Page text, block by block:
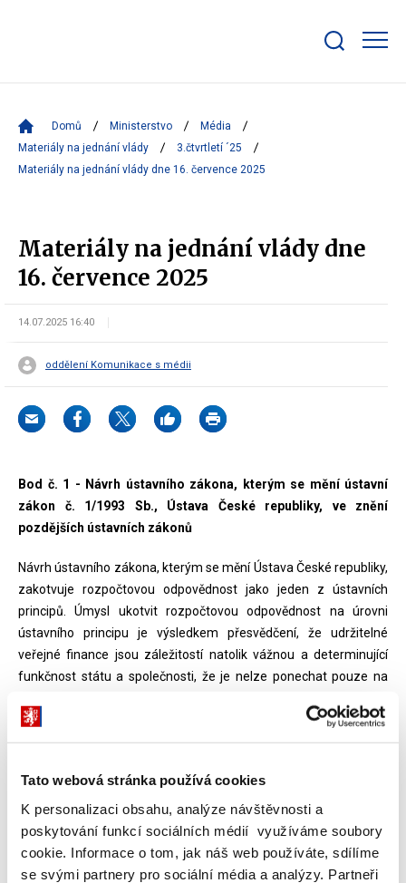
Tato webová stránka používá cookies
K personalizaci obsahu, analýze návštěvnosti a
poskytování funkcí sociálních médií využíváme soubory
cookie. Informace o tom, jak náš web používáte, sdílíme
se svými partnery pro sociální média a analýzy. Partneři
bar
Domů Ministerstvo
Média
Materiály na jednání vlády
3.čtvrtletí ´25
Materiály na jednání vlády dne 16. července 2025
Materiály na jednání vlády dne
16. července 2025
14.07.2025 16:40
oddělení Komunikace s médii
Bod č. 1 - Návrh ústavního zákona, kterým se mění ústavní
zákon č. 1/1993 Sb., Ústava České republiky, ve znění
pozdějších ústavních zákonů
Návrh ústavního zákona, kterým se mění Ústava České republiky,
zakotvuje rozpočtovou odpovědnost jako jeden z ústavních
principů. Úmysl ukotvit rozpočtovou odpovědnost na úrovni
ústavního principu je výsledkem přesvědčení, že udržitelné
veřejné finance jsou záležitostí natolik vážnou a determinující
funkčnost státu a společnosti, že je nelze ponechat pouze na
odpovědnosti by mělo být zamezení změkčování zákona o
pravidlech rozpočtové odpovědnosti, zejména rozšiřování
výdajového rámce sektoru veřejných institucí v jednotlivých